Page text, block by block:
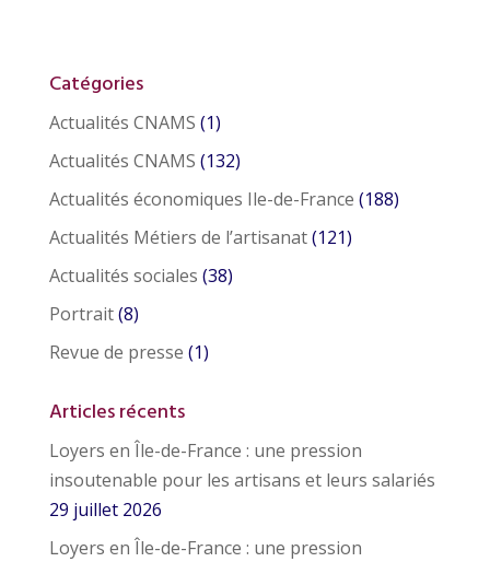
Catégories
Actualités CNAMS (1)
Actualités CNAMS (132)
Actualités économiques Ile-de-France (188)
Actualités Métiers de l’artisanat(121)
Actualités sociales (38)
Portrait(8)
Revue de presse (1)
Articles récents
Loyers en Île-de-France : une pression
insoutenable pour les artisans et leurs salariés
29 juillet 2026
Loyers en Île-de-France : une pression